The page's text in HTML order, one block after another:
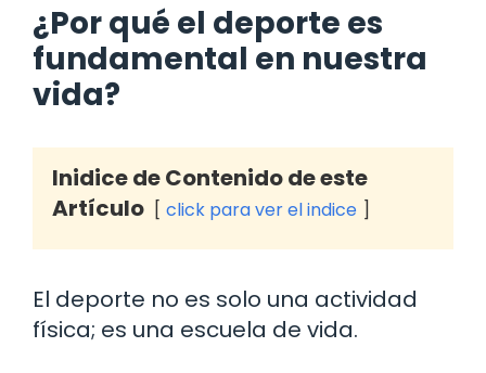
¿Por qué el deporte es
fundamental en nuestra
vida?
Inidice de Contenido de este
Artículo
click para ver el indice
El deporte no es solo una actividad
física; es una escuela de vida.